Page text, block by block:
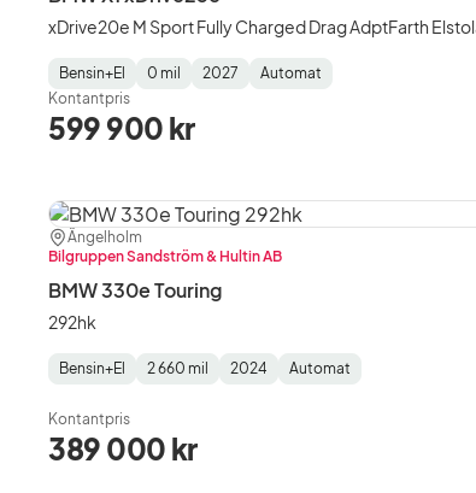
xDrive20e M Sport Fully Charged Drag AdptFarth
Fuel
Type:
Bensin+El
Mätarställning:
0 mil
Model
Year:
2027
Gearbox
Type:
Automat
Kontantpris
599 900 kr
Plats:
Ängelholm
Återförsäljare:
Bilgruppen Sandström & Hultin AB
BMW 330e Touring
292hk
Fuel
Bensin+El
Mätarställning:
2 660 mil
Model
2024
Gearbox
Automat
Kontantpris
389 000 kr